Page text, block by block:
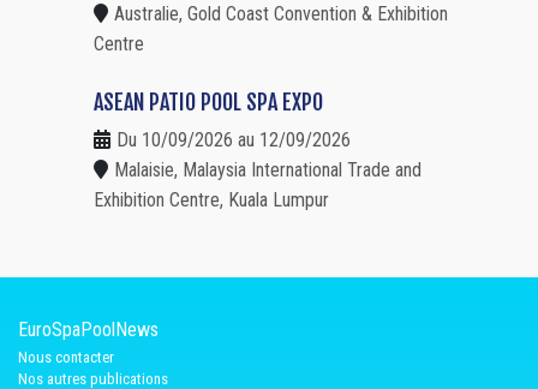
Australie, Gold Coast Convention & Exhibition
Centre
ASEAN PATIO POOL SPA EXPO
Du 10/09/2026 au 12/09/2026
Malaisie, Malaysia International Trade and
Exhibition Centre, Kuala Lumpur
EuroSpaPoolNews
Nous contacter
Nos autres publications